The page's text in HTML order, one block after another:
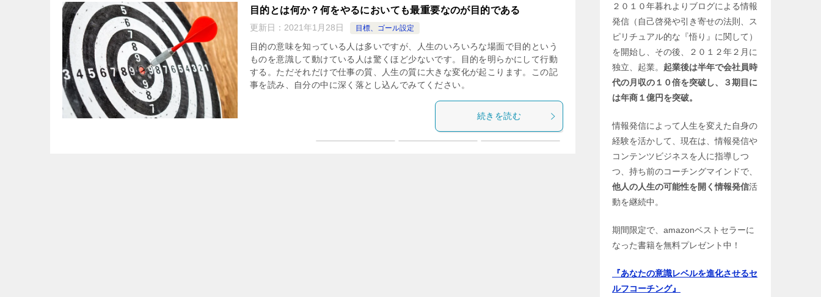
目的とは何か？何をやるにおいても最重要なのが目的である
更新日： 2021年1月28日 目標、ゴール設定
目的の意味を知っている人は多いですが、人生のいろいろな場面で目的という
ものを意識して動けている人は驚くほど少ないです。目的を明らかにして行動
する。ただそれだけで仕事の質、人生の質に大きな変化が起こります。この記
事を読み、自分の中に深く落とし込んでみてください。
続きを読む
２０１０年暮れよりブログによる情報
発信（自己啓発や引き寄せの法則、ス
ピリチュアル的な『悟り』に関して）
を開始し、その後、２０１２年２月に
独立、起業。 起業後は半年で会社員時
代の月収の１０倍を突破し、３期目に
は年商１億円を突破。
情報発信によって人生を変えた自身の
経験を活かして、現在は、情報発信や
コンテンツビジネスを人に指導しつ
つ、持ち前のコーチングマインドで、
他人の人生の可能性を開く情報発信活
動を継続中。
期間限定で、amazonベストセラーに
なった書籍を無料プレゼント中！
『あなたの意識レベルを進化させるセ
ルフコーチング』